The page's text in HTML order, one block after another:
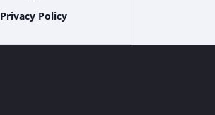
Privacy Policy